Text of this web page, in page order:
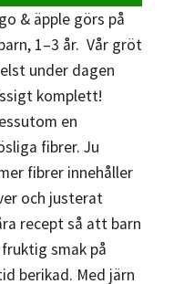
& äpple görs på
1–3 år. Vår gröt
under dagen
komplett!
en
fibrer. Ju
fibrer innehåller
och justerat
recept så att barn
smak på
berikad. Med järn